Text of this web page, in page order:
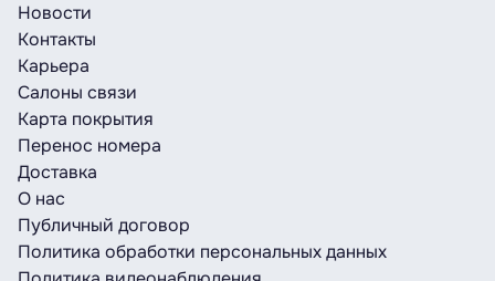
Новости
Контакты
Карьера
Салоны связи
Карта покрытия
Перенос номера
Доставка
О нас
Публичный договор
Политика обработки персональных данных